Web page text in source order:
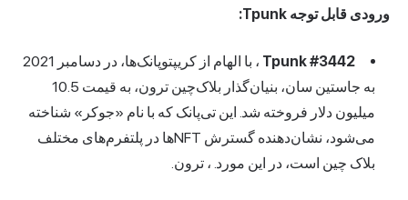
ورودی قابل توجه Tpunk:
Tpunk #3442
، با الهام از کریپتوپانک‌ها، در دسامبر 2021
به جاستین سان، بنیان‌گذار بلاک‌چین ترون، به قیمت 10.5
میلیون دلار فروخته شد. این تی‌پانک که با نام «جوکر» شناخته
می‌شود، نشان‌دهنده گسترش NFT‌ها در پلتفرم‌های مختلف
بلاک چین است، در این مورد. ، ترون.